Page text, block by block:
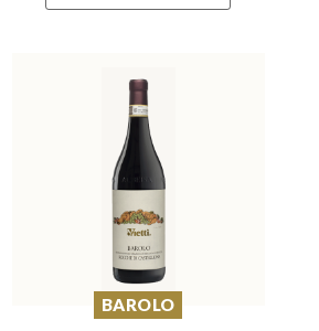
BAROLO